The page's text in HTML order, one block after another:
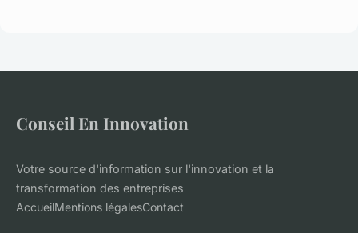
Conseil En Innovation
Votre source d'information sur l'innovation et la
transformation des entreprises
AccueilMentions légalesContact